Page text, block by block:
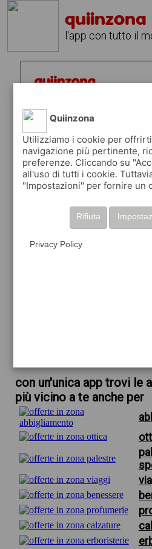
quiinzona
l'app con tutto il
con un'unica app trovi le
più vicino a te anche per
Quiinzona
Utilizziamo i cookie per
navigazione più pertinente,
preferenze. Cliccando su
all'uso di tutti i cookie.
"Impostazioni" per fornire un
Rifiuta
Privacy Policy